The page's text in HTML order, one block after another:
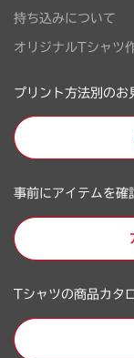
持ち込みについて
オリジナルTシャツ
プリント方法別のお
事前にアイテムを確
Tシャツの商品カタ